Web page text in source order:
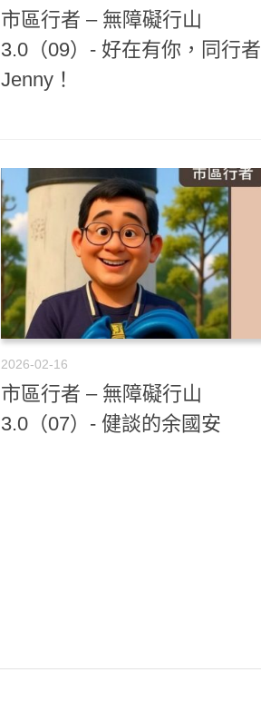
市區行者 – 無障礙行山
3.0（09）- 好在有你，同行者
Jenny！
2026-02-16
市區行者 – 無障礙行山
3.0（07）- 健談的余國安